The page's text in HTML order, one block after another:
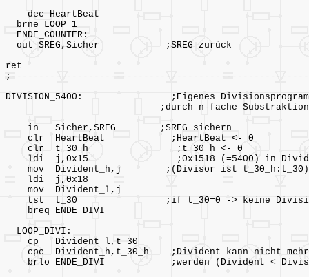
dec HeartBeat
brne LOOP_1
ENDE_COUNTER:
out SREG,Sicher ;SREG zurück
ret
DIVISION_5400: ;Eigenes
;durch n-fache Substraktion
in Sicher,SREG ;SREG sichern
clr HeartBeat ;HeartBeat <- 0
clr t_30_h ;t_30_h
ldi j,0x15 ;0x1518 (=5400) in
mov Divident_h,j ;(Divisor ist t_30_h:t_30)
ldi j,0x18
mov Divident_l,j
tst t_30 ;if t_30=0 -> keine
breq ENDE_DIVI
LOOP_DIVI:
cp Divident_l,t_30
cpc Divident_h,t_30_h ;Divident kann nicht
brlo ENDE_DIVI ;werden (Divident <